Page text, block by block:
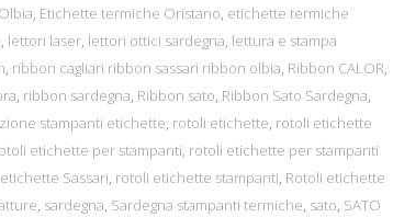
, Etichette termiche Oristano, etichette termiche
, lettori laser, lettori ottici sardegna, lettura e stampa
, ribbon cagliari ribbon sassari ribbon olbia, Ribbon CALOR,
, ribbon sardegna, Ribbon sato, Ribbon Sato Sardegna,
stampanti etichette, rotoli etichette, rotoli etichette
etichette per stampanti, rotoli etichette per stampanti
Sassari, rotoli etichette stampanti, Rotoli etichette
, sardegna, Sardegna stampanti termiche, sato, SATO